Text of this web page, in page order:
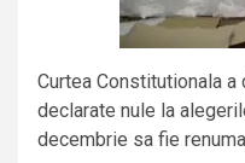
Curtea Constitutionala
declarate nule la
decembrie sa fie